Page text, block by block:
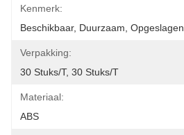
Kenmerk:
Beschikbaar, Duurzaam, Opgeslagen
Verpakking:
30 Stuks/t, 30 Stuks/t
Materiaal:
ABS